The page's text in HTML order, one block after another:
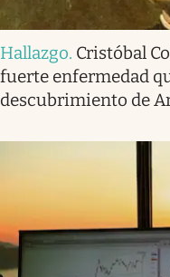
Hallazgo. Cristóbal
fuerte enfermedad
descubrimiento de